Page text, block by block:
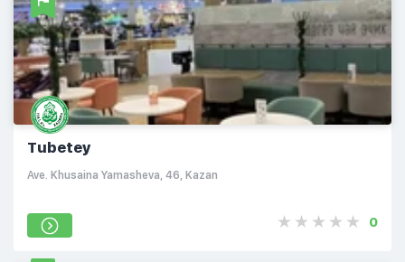
Tubetey
Ave. Khusaina Yamasheva, 46, Kazan
0